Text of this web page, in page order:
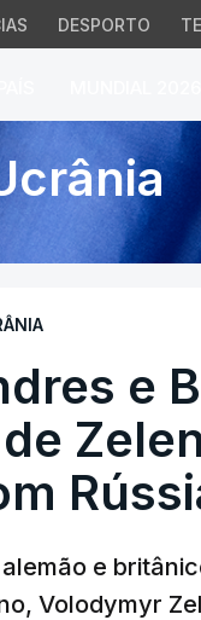
DESPORTO
e
e
e
Volodymyr